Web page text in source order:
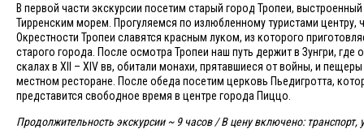
В первой части экскурсии посетим старый город Тропеи,
Тирренским морем. Прогуляемся по излюбленному туристами
Окрестности Тропеи славятся красным луком, из которого
старого города. После осмотра Тропеи наш путь держит в Зунгри,
скалах в XII – XIV вв, обитали монахи, прятавшиеся от войны, и
местном ресторане. После обеда посетим церковь Пьедигротта,
представится свободное время в центре города Пиццо.
Продолжительность экскурсии ~ 9 часов / В цену включено: